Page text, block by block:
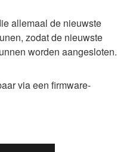
allemaal de nieuwste
zodat de nieuwste
worden aangesloten.
via een firmware-